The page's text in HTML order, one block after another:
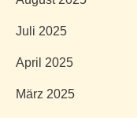
Juli 2025
April 2025
März 2025